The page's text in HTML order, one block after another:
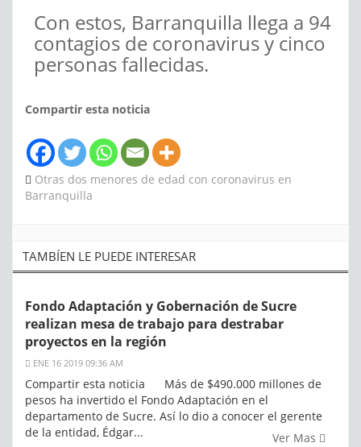
Con estos, Barranquilla llega a 94
contagios de coronavirus y cinco
personas fallecidas.
Compartir esta noticia
Otras dos menores de edad con coronavirus en
Barranquilla
TAMBÍEN LE PUEDE INTERESAR
Fondo Adaptación y Gobernación de Sucre
realizan mesa de trabajo para destrabar
proyectos en la región
ENE 16 2019 09:36 AM
Compartir esta noticia Más de $490.000 millones de
pesos ha invertido el Fondo Adaptación en el
departamento de Sucre. Así lo dio a conocer el gerente
de la entidad, Édgar...
Ver Mas